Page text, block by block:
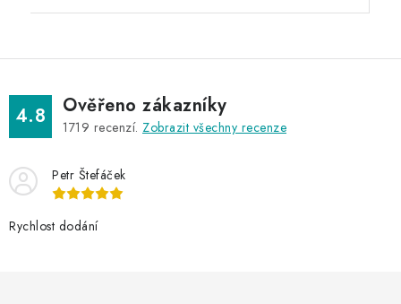
4.8 Ověřeno zákazníky
1719 recenzí. Zobrazit všechny recenze
Petr Štefáček
Rychlost dodání